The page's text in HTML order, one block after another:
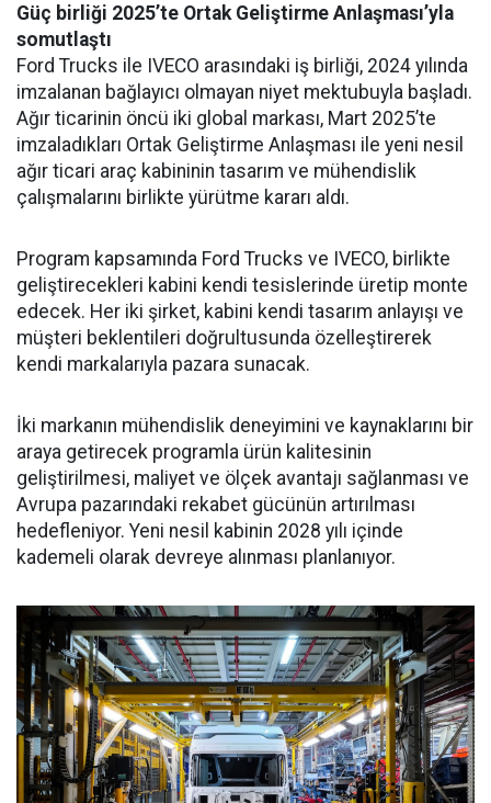
Güç birliği 2025’te Ortak Geliştirme Anlaşması’yla
somutlaştı
Ford Trucks ile IVECO arasındaki iş birliği, 2024 yılında
imzalanan bağlayıcı olmayan niyet mektubuyla başladı.
Ağır ticarinin öncü iki global markası, Mart 2025’te
imzaladıkları Ortak Geliştirme Anlaşması ile yeni nesil
ağır ticari araç kabininin tasarım ve mühendislik
çalışmalarını birlikte yürütme kararı aldı.
Program kapsamında Ford Trucks ve IVECO, birlikte
geliştirecekleri kabini kendi tesislerinde üretip monte
edecek. Her iki şirket, kabini kendi tasarım anlayışı ve
müşteri beklentileri doğrultusunda özelleştirerek
kendi markalarıyla pazara sunacak.
İki markanın mühendislik deneyimini ve kaynaklarını bir
araya getirecek programla ürün kalitesinin
geliştirilmesi, maliyet ve ölçek avantajı sağlanması ve
Avrupa pazarındaki rekabet gücünün artırılması
hedefleniyor. Yeni nesil kabinin 2028 yılı içinde
kademeli olarak devreye alınması planlanıyor.